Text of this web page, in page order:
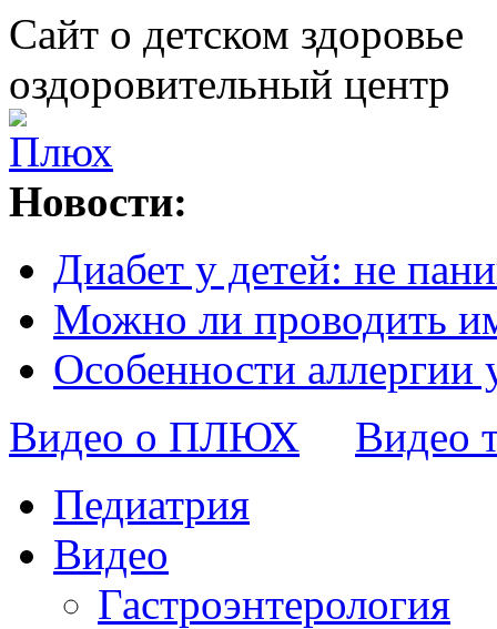
Сайт о детском здоровье
оздоровительный центр
Новости:
Диабет у детей: не
Можно ли проводить
Особенности аллергии
Видео о ПЛЮХ
Видео
Педиатрия
Видео
Гастроэнтерология